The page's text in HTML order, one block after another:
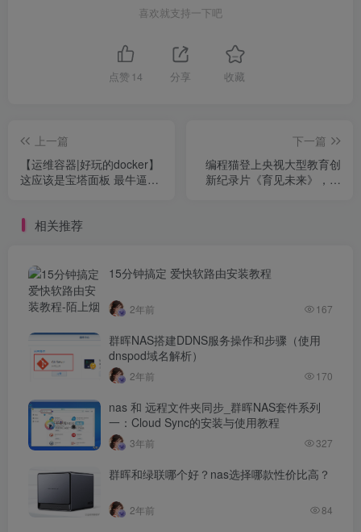
喜欢就支持一下吧
点赞 14 分享 收藏
上一篇
【运维容器|好玩的docker】
这应该是宝塔面板 最牛逼的
下一篇
编程猫登上央视大型教育创
新纪录片《育见未来》，展
相关推荐
15分钟搞定 爱快软路由安装教程
2年前 167
群晖NAS搭建DDNS服务操作和步骤（使用
dnspod域名解析）
2年前 170
nas 和 远程文件夹同步_群晖NAS套件系列
一：Cloud Sync的安装与使用教程
3年前 327
群晖和绿联哪个好？nas选择哪款性价比高？
2年前 84